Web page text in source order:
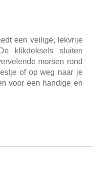
een veilige, lekvrije
klikdeksels sluiten
morsen rond
of op weg naar je
voor een handige en